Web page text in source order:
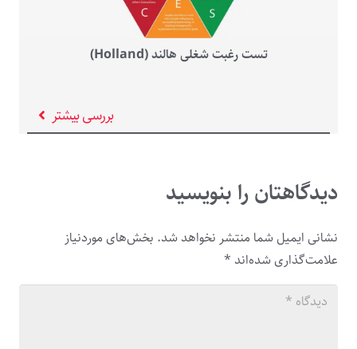
تست رغبت شغلی هالند (Holland)
بررسی بیشتر
دیدگاهتان را بنویسید
نشانی ایمیل شما منتشر نخواهد شد. بخش‌های موردنیاز
علامت‌گذاری شده‌اند *